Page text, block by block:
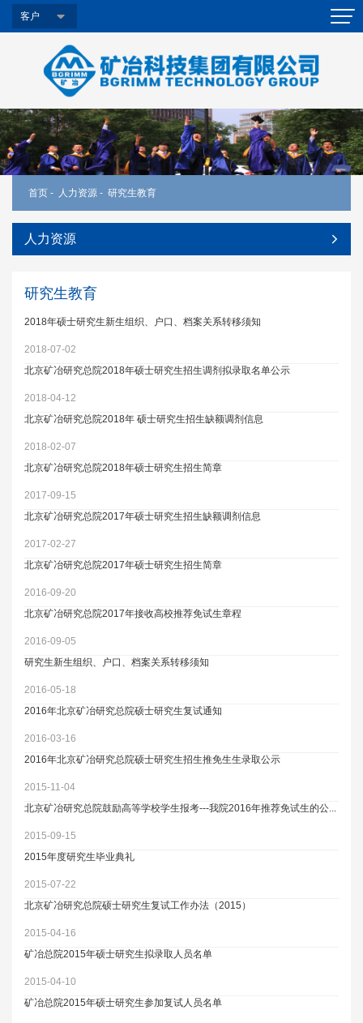
客户
首页 - 人力资源 - 研究生教育
人力资源
研究生教育
2018年硕士研究生新生组织、户口、档案关系转移须知
2018-07-02
北京矿冶研究总院2018年硕士研究生招生调剂拟录取名单公示
2018-04-12
北京矿冶研究总院2018年 硕士研究生招生缺额调剂信息
2018-02-07
北京矿冶研究总院2018年硕士研究生招生简章
2017-09-15
北京矿冶研究总院2017年硕士研究生招生缺额调剂信息
2017-02-27
北京矿冶研究总院2017年硕士研究生招生简章
2016-09-20
北京矿冶研究总院2017年接收高校推荐免试生章程
2016-09-05
研究生新生组织、户口、档案关系转移须知
2016-05-18
2016年北京矿冶研究总院硕士研究生复试通知
2016-03-16
2016年北京矿冶研究总院硕士研究生招生推免生生录取公示
2015-11-04
北京矿冶研究总院鼓励高等学校学生报考---我院2016年推荐免试生的公...
2015-09-15
2015年度研究生毕业典礼
2015-07-22
北京矿冶研究总院硕士研究生复试工作办法（2015）
2015-04-16
矿冶总院2015年硕士研究生拟录取人员名单
2015-04-10
矿冶总院2015年硕士研究生参加复试人员名单